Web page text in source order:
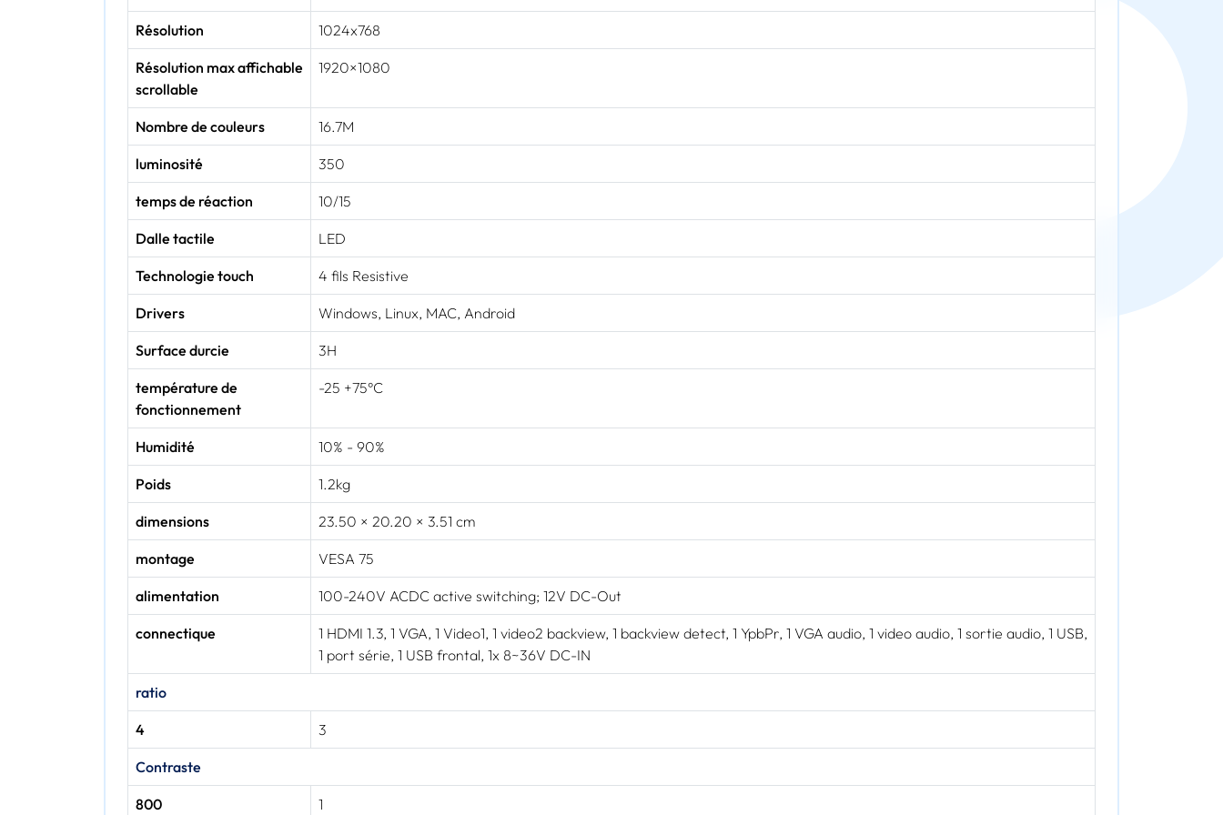
Résolution 1024x768
Résolution max affichable
scrollable
1920×1080
Nombre de couleurs 16.7M
luminosité 350
temps de réaction 10/15
Dalle tactile LED
Technologie touch 4 fils Resistive
Drivers Windows, Linux, MAC, Android
Surface durcie 3H
température de
fonctionnement
-25 +75°C
Humidité 10% - 90%
Poids 1.2kg
dimensions 23.50 × 20.20 × 3.51 cm
montage VESA 75
alimentation 100-240V ACDC active switching; 12V DC-Out
connectique
1 HDMI 1.3, 1 VGA, 1 Video1, 1 video2 backview, 1 backview detect, 1 YpbPr, 1 VGA audio, 1 video audio, 1 sortie audio, 1 USB,
1 port série, 1 USB frontal, 1x 8~36V DC-IN
ratio
4 3
Contraste
800 1